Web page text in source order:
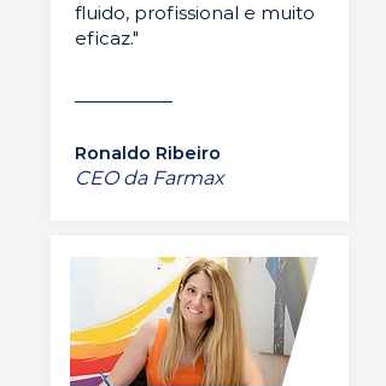
fluido, profissional e muito
eficaz."
Ronaldo Ribeiro
CEO da Farmax